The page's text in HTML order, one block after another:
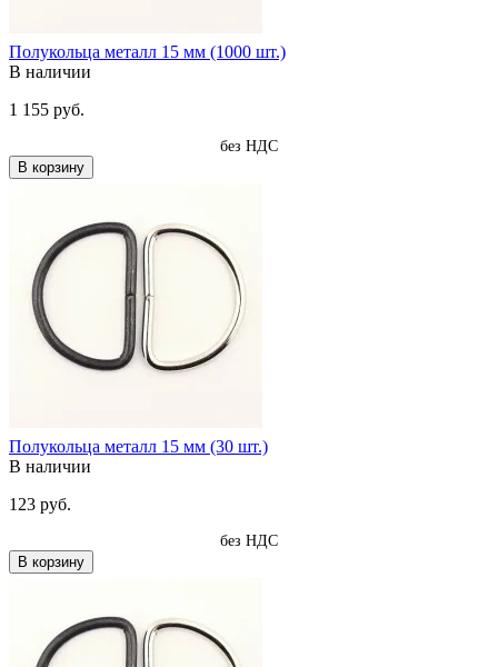
Полукольца металл 15 мм (1000 шт.)
В наличии
1 155 руб.
без НДС
В корзину
Полукольца металл 15 мм (30 шт.)
В наличии
123 руб.
без НДС
В корзину